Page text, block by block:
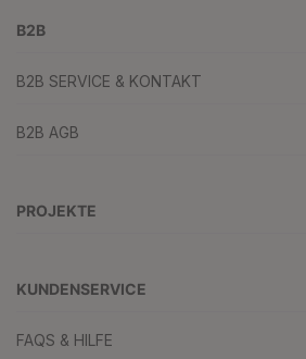
B2B
B2B SERVICE & KONTAKT
B2B AGB
PROJEKTE
KUNDENSERVICE
FAQS & HILFE